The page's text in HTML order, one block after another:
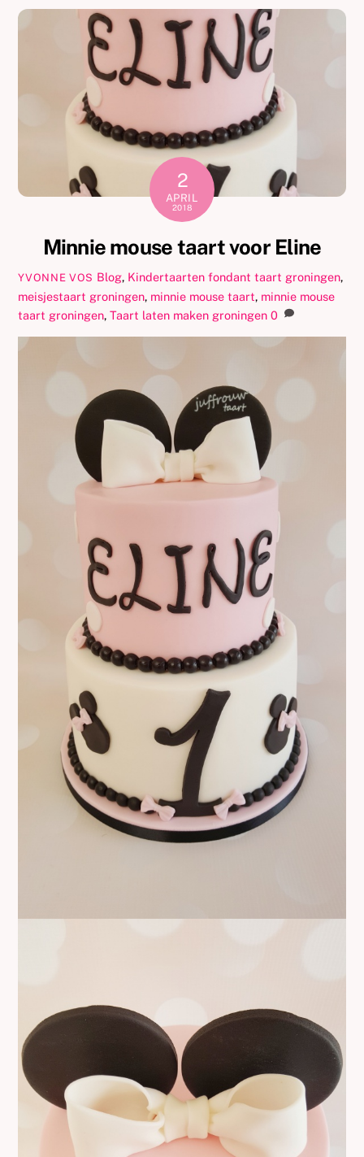
2
APRIL
2018
Minnie mouse taart voor Eline
YVONNE VOS Blog, Kindertaarten fondant taart groningen,
meisjestaart groningen, minnie mouse taart, minnie mouse
taart groningen,Taart laten maken groningen 0